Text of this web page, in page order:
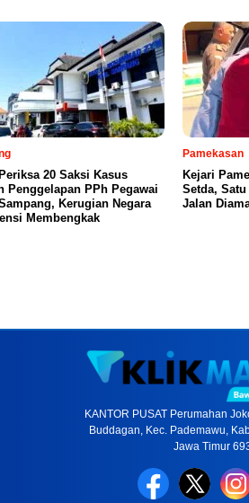
20 Saksi Kasus
Penggelapan PPh Pegawai
Kerugian Negara
Membengkak
Pamekasan
Kejari
Setda,
Jalan
KANTOR PUSAT Perumahan
Buddagan, Kec. Pademawu,
Jawa Timur